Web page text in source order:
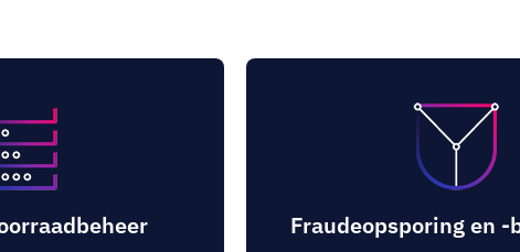
Fraudeopsporing en